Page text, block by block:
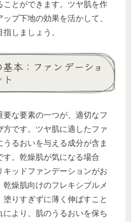
ことができます。ツヤ肌を作
プ下地の効果を活かして、
しましょう。
本：ファンデーショ
要な要素の一つが、適切なフ
方です。ツヤ肌に適したファ
うるおいを与える成分が含ま
す。乾燥肌が気になる場合
キッドファンデーションがお
燥肌向けのフレキシブルメ
りすぎずに薄く伸ばすこと
により、肌のうるおいを保ち